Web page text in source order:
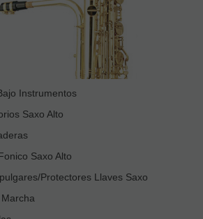
Instrumentos
Saxo Alto
Saxo Alto
Protectores Llaves Saxo